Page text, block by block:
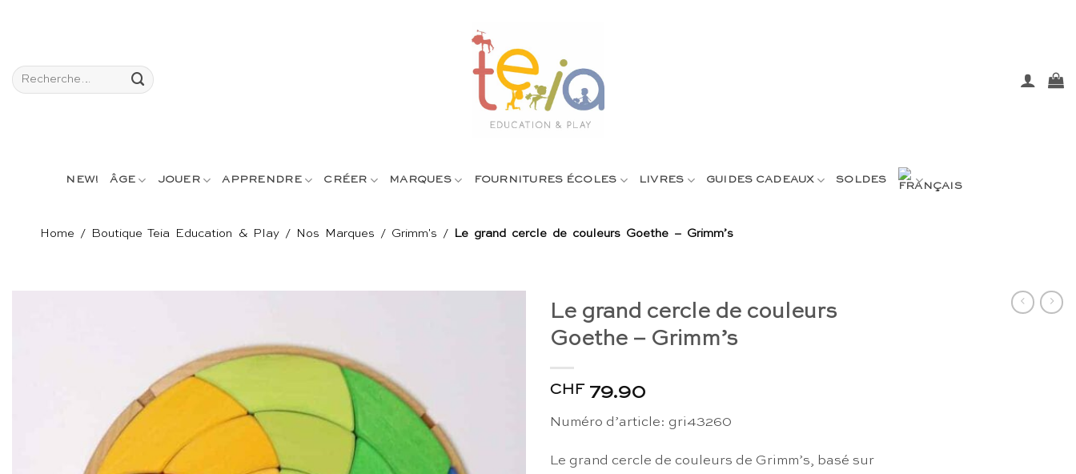
Recherche
pour :
NEW! ÂGE JOUER APPRENDRE CRÉER MARQUES FOURNITURES ÉCOLES LIVRES GUIDES CADEAUX SOLDES
Home / Boutique Teia Education & Play / Nos Marques / Grimm's / Le grand cercle de couleurs Goethe – Grimm’s
Le grand cercle de couleurs
Goethe – Grimm’s
CHF 79.90
Numéro d’article: gri43260
Le grand cercle de couleurs de Grimm’s, basé sur